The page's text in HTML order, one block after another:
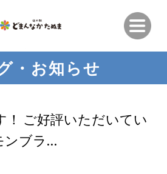
・お知らせ
！ ご好評いただいてい
ンブラ…